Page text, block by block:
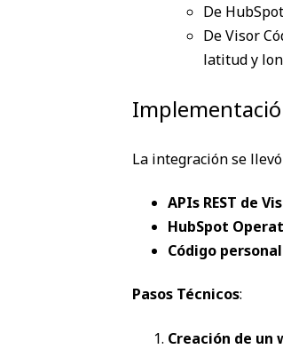
De
De Visor
latitud y
La integración se
APIs REST de
HubSpot
Código
Pasos Técnicos:
Creación de un